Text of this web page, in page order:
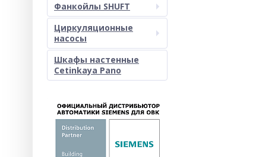
Фанкойлы SHUFT
Циркуляционные
насосы
Шкафы настенные
Cetinkaya Pano